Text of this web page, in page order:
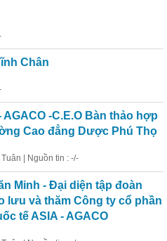
Chân
AGACO -C.E.O Bàn thảo hợp
Cao đẳng Dược Phú Thọ
| Nguồn tin : -/-
Minh - Đại diện tập đoàn
lưu và thăm Công ty cổ phần
tế ASIA - AGACO